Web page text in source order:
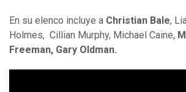
En su elenco incluye a Christian Bale,
Holmes, Cillian Murphy, Michael Caine,
Freeman, Gary Oldman.